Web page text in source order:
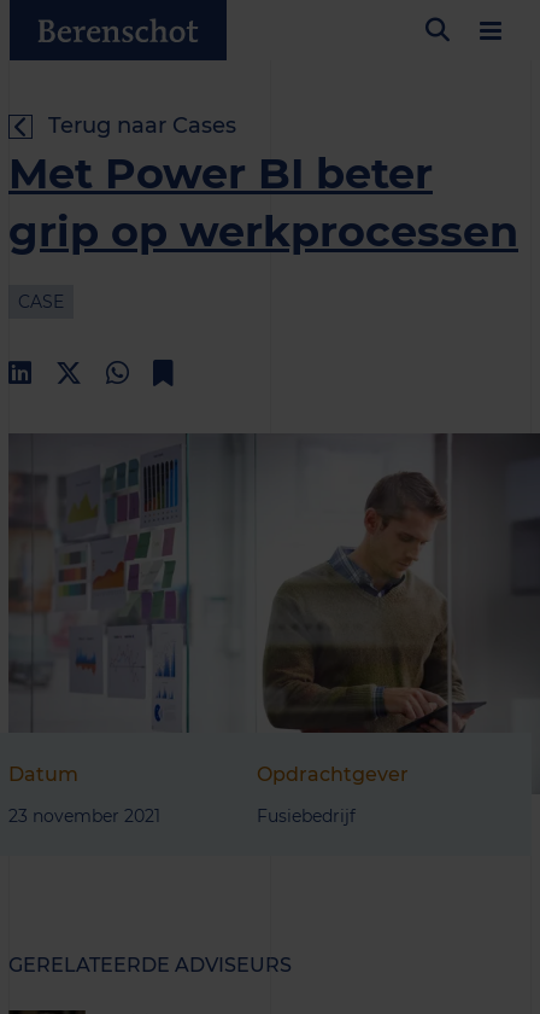
Terug naar Cases
Met Power BI beter
grip op werkprocessen
CASE
Datum
23 november 2021
Opdrachtgever
Fusiebedrijf
GERELATEERDE ADVISEURS